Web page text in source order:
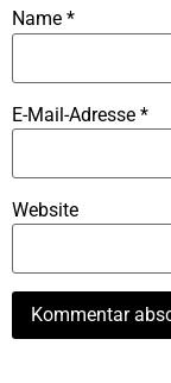
Name *
E-Mail-Adresse *
Website